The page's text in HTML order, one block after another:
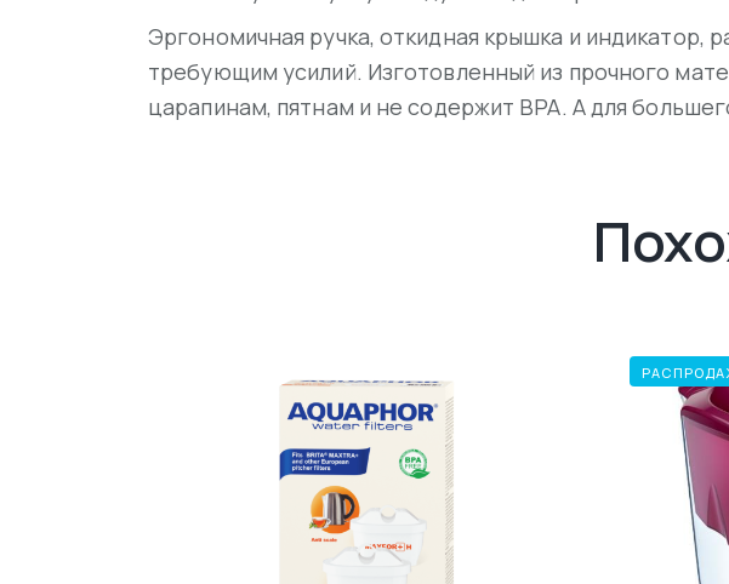
Эргономичная ручка, откидная крышка и
требующим усилий. Изготовленный из прочного
царапинам, пятнам и не содержит BPA. А для